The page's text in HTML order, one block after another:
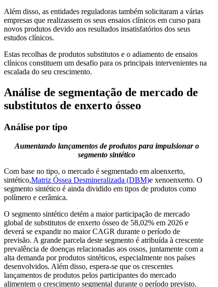
Além disso, as entidades reguladoras também solicitaram a várias
empresas que realizassem os seus ensaios clínicos em curso para
novos produtos devido aos resultados insatisfatórios dos seus
estudos clínicos.
Estas recolhas de produtos substitutos e o adiamento de ensaios
clínicos constituem um desafio para os principais intervenientes na
escalada do seu crescimento.
Análise de segmentação de mercado de
substitutos de enxerto ósseo
Análise por tipo
Aumentando lançamentos de produtos para impulsionar o
segmento sintético
Com base no tipo, o mercado é segmentado em aloenxerto,
sintético,Matriz Óssea Desmineralizada (DBM)e xenoenxerto. O
segmento sintético é ainda dividido em tipos de produtos como
polímero e cerâmica.
O segmento sintético detém a maior participação de mercado
global de substitutos de enxerto ósseo de 58,02% em 2026 e
deverá se expandir no maior CAGR durante o período de
previsão. A grande parcela deste segmento é atribuída à crescente
prevalência de doenças relacionadas aos ossos, juntamente com a
alta demanda por produtos sintéticos, especialmente nos países
desenvolvidos. Além disso, espera-se que os crescentes
lançamentos de produtos pelos participantes do mercado
alimentem o crescimento segmental durante o período previsto.